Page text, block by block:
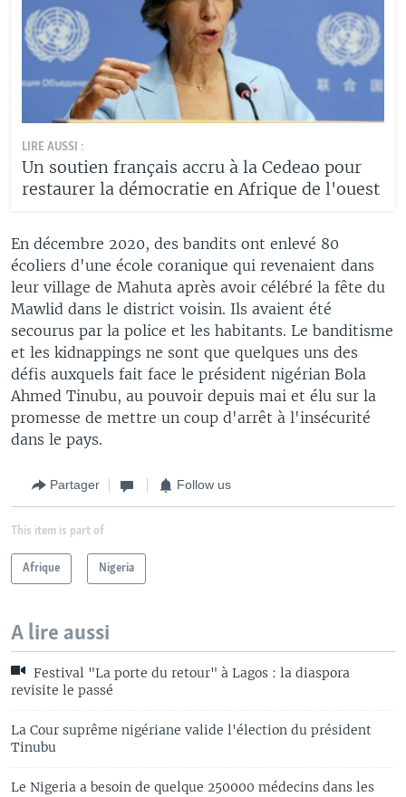
LIRE AUSSI :
Un soutien français accru à la Cedeao pour
restaurer la démocratie en Afrique de l'ouest
En décembre 2020, des bandits ont enlevé 80
écoliers d'une école coranique qui revenaient dans
leur village de Mahuta après avoir célébré la fête du
Mawlid dans le district voisin. Ils avaient été
secourus par la police et les habitants. Le banditisme
et les kidnappings ne sont que quelques uns des
défis auxquels fait face le président nigérian Bola
Ahmed Tinubu, au pouvoir depuis mai et élu sur la
promesse de mettre un coup d'arrêt à l'insécurité
dans le pays.
Partager Follow us
This item is part of
Afrique Nigeria
A lire aussi
Festival "La porte du retour" à Lagos : la diaspora
revisite le passé
La Cour suprême nigériane valide l'élection du président
Tinubu
Le Nigeria a besoin de quelque 250000 médecins dans les